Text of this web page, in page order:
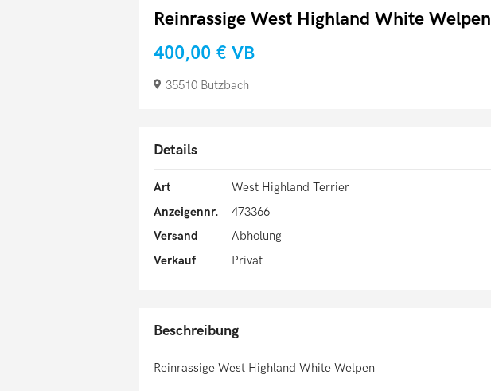
Reinrassige West Highland White Welpen
400,00 € VB
35510 Butzbach
Details
Art
West Highland Terrier
Anzeigennr.
473366
Versand
Abholung
Verkauf
Privat
Beschreibung
Reinrassige West Highland White Welpen